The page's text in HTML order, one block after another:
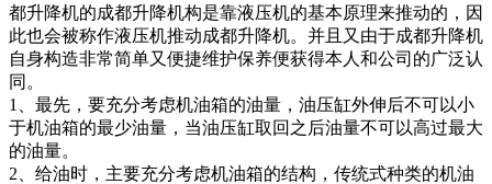
都升降机的成都升降机构是靠液压机的基本原理来推动的，因
此也会被称作液压机推动成都升降机。并且又由于成都升降机
自身构造非常简单又便捷维护保养便获得本人和公司的广泛认
同。
1、最先，要充分考虑机油箱的油量，油压缸外伸后不可以小
于机油箱的最少油量，当油压缸取回之后油量不可以高过最大
的油量。
2、给油时，主要充分考虑机油箱的结构，传统式种类的机油